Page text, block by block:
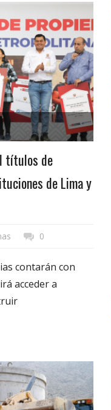
títulos de
de Lima y
0
contarán con
acceder a